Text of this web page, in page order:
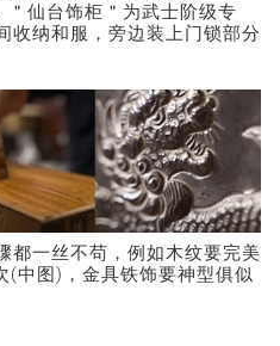
仙台饰柜＂为武士阶级专
收纳和服，旁边装上门锁部分
都一丝不苟，例如木纹要完美
(中图)，金具铁饰要神型俱似